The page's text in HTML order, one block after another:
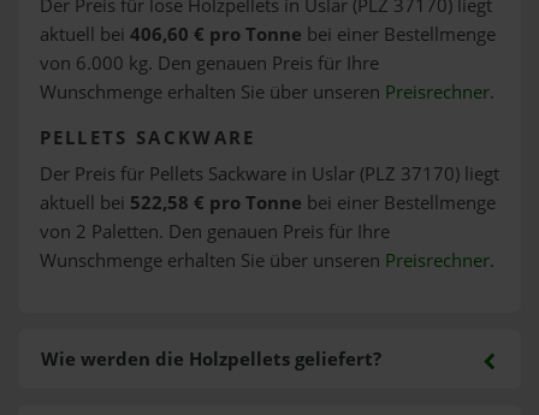
aktuell bei 406,60 € pro Tonne bei einer Bestellmenge
von 6.000 kg. Den genauen Preis für Ihre
Wunschmenge erhalten Sie über unseren Preisrechner.
PELLETS SACKWARE
Der Preis für Pellets Sackware in Uslar (PLZ 37170) liegt
aktuell bei 522,58 € pro Tonne bei einer Bestellmenge
von 2 Paletten. Den genauen Preis für Ihre
Wunschmenge erhalten Sie über unseren Preisrechner.
Wie werden die Holzpellets geliefert?